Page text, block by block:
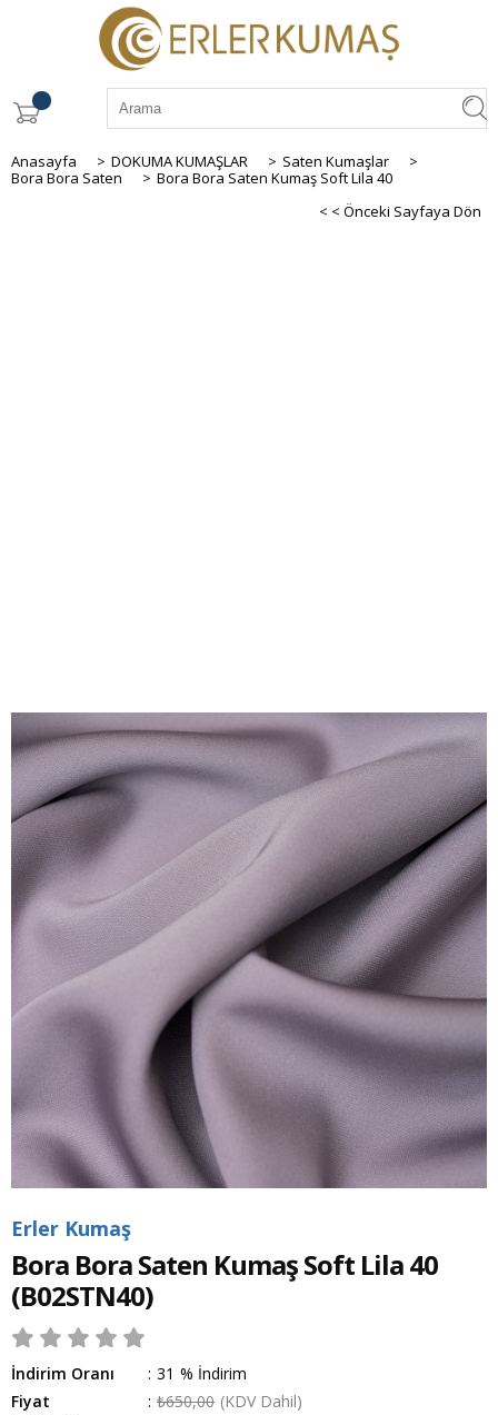
Anasayfa > DOKUMA KUMAŞLAR > Saten Kumaşlar
>
Bora Bora Saten
> Bora Bora Saten Kumaş Soft Lila 40
< < Önceki Sayfaya Dön
Erler Kumaş
Bora Bora Saten Kumaş Soft Lila 40
(B02STN40)
İndirim Oranı : %
31
İndirim
Fiyat
: ₺650,00 (KDV Dahil)